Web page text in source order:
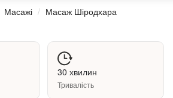
Масажі Масаж Шіродхара
30 хвилин
Тривалість